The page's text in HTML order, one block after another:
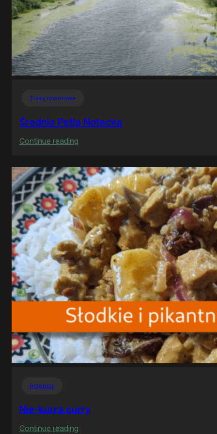
Trasy rowerowe
Średnia Pętla Notecka
Continue reading
Pętla
Notecka
Przepisy
Nie-kurra curry
Continue reading